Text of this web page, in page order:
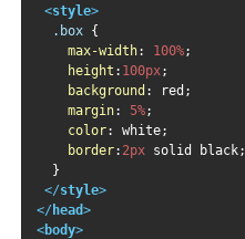
<style>
.box {
max-width: 100%;
height : 100px;
background : red;
margin: 5%;
color: white;
border: 2px solid black;
  }
</style>
</ head>
<body>